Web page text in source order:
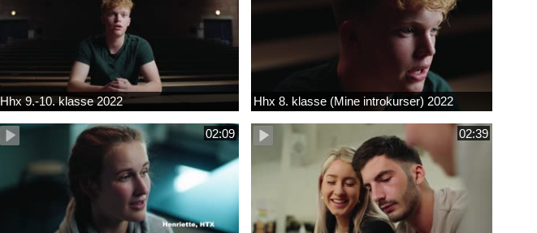
Hhx 9.-10. klasse 2022 Hhx 8. klasse (Mine introkurser) 2022
02:09 02:39